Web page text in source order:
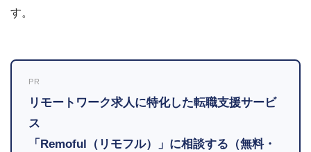
す。
PR
リモートワーク求人に特化した転職支援サービ
ス
「Remoful（リモフル）」に相談する（無料・